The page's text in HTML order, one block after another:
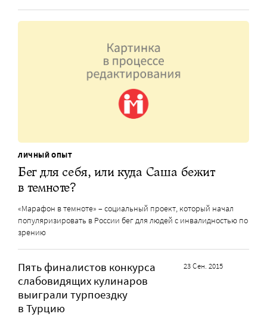
ЛИЧНЫЙ ОПЫТ
Бег для себя, или куда Саша бежит
в темноте?
«Марафон в темноте» – социальный проект, который начал
популяризировать в России бег для людей с инвалидностью по
зрению
Пять финалистов конкурса
слабовидящих кулинаров
выиграли турпоездку
в Турцию
23 Сен. 2015